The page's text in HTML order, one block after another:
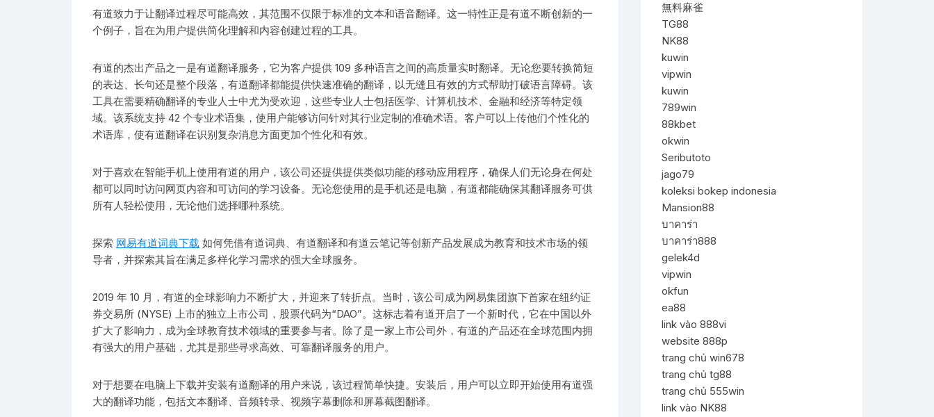
有道致力于让翻译过程尽可能高效，其范围不仅限于标准的文本和语音翻译。这一特性正是有道不断创新的一
个例子，旨在为用户提供简化理解和内容创建过程的工具。
有道的杰出产品之一是有道翻译服务，它为客户提供 109 多种语言之间的高质量实时翻译。无论您要转换简短
的表达、长句还是整个段落，有道翻译都能提供快速准确的翻译，以无缝且有效的方式帮助打破语言障碍。该
工具在需要精确翻译的专业人士中尤为受欢迎，这些专业人士包括医学、计算机技术、金融和经济等特定领
域。该系统支持 42 个专业术语集，使用户能够访问针对其行业定制的准确术语。客户可以上传他们个性化的
术语库，使有道翻译在识别复杂消息方面更加个性化和有效。
对于喜欢在智能手机上使用有道的用户，该公司还提供提供类似功能的移动应用程序，确保人们无论身在何处
都可以同时访问网页内容和可访问的学习设备。无论您使用的是手机还是电脑，有道都能确保其翻译服务可供
所有人轻松使用，无论他们选择哪种系统。
探索 网易有道词典下载 如何凭借有道词典、有道翻译和有道云笔记等创新产品发展成为教育和技术市场的领
导者，并探索其旨在满足多样化学习需求的强大全球服务。
2019 年 10 月，有道的全球影响力不断扩大，并迎来了转折点。当时，该公司成为网易集团旗下首家在纽约证
券交易所 (NYSE) 上市的独立上市公司，股票代码为“DAO”。这标志着有道开启了一个新时代，它在中国以外
扩大了影响力，成为全球教育技术领域的重要参与者。除了是一家上市公司外，有道的产品还在全球范围内拥
有强大的用户基础，尤其是那些寻求高效、可靠翻译服务的用户。
对于想要在电脑上下载并安装有道翻译的用户来说，该过程简单快捷。安装后，用户可以立即开始使用有道强
大的翻译功能，包括文本翻译、音频转录、视频字幕删除和屏幕截图翻译。
無料麻雀
TG88
NK88
kuwin
vipwin
kuwin
789win
88kbet
okwin
Seributoto
jago79
koleksi bokep indonesia
Mansion88
บาคาร่า
บาคาร่า888
gelek4d
vipwin
okfun
ea88
link vào 888vi
website 888p
trang chủ win678
trang chủ tg88
trang chủ 555win
link vào NK88